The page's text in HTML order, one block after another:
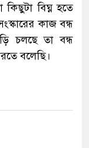
কিছুটা বিঘ্ন হতে
কাজ বন্ধ
চলছে তা বন্ধ
বলেছি।